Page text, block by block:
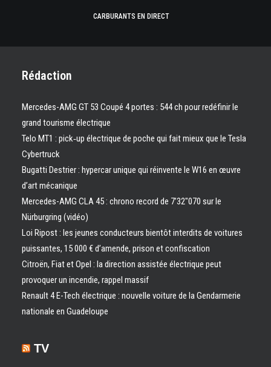
CARBURANTS EN DIRECT
Rédaction
Mercedes-AMG GT 53 Coupé 4 portes : 544 ch pour redéfinir le
grand tourisme électrique
Telo MT1 : pick‑up électrique de poche qui fait mieux que le Tesla
Cybertruck
Bugatti Destrier : hypercar unique qui réinvente le W16 en œuvre
d’art mécanique
Mercedes-AMG CLA 45 : chrono record de 7’32″070 sur le
Nürburgring (vidéo)
Loi Ripost : les jeunes conducteurs bientôt interdits de voitures
puissantes, 15 000 € d’amende, prison et confiscation
Citroën, Fiat et Opel : la direction assistée électrique peut
provoquer un incendie, rappel massif
Renault 4 E-Tech électrique : nouvelle voiture de la Gendarmerie
nationale en Guadeloupe
TV